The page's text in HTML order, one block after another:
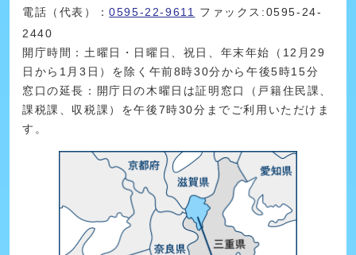
電話（代表）：0595-22-9611
ファックス:0595-24-
2440
開庁時間：土曜日・日曜日、祝日、年末年始（12月29
日から1月3日）を除く午前8時30分から午後5時15分
窓口の延長：開庁日の木曜日は証明窓口（戸籍住民課、
課税課、収税課）を午後7時30分までご利用いただけま
す。